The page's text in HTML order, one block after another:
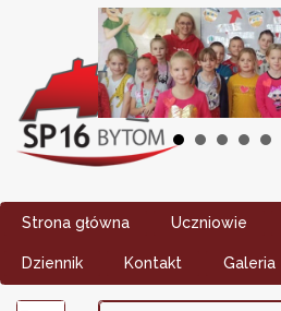
Strona główna Uczniowie
Dziennik Kontakt Galeria